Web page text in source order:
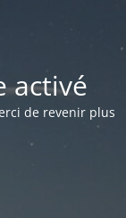
activé
de revenir plus